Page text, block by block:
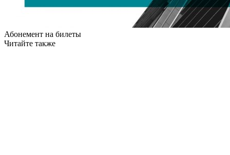
Абонемент на билеты
Читайте также